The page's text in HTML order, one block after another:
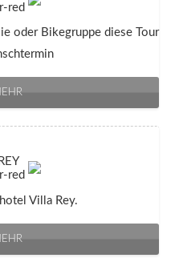
oder Bikegruppe diese Tour
Villa Rey.